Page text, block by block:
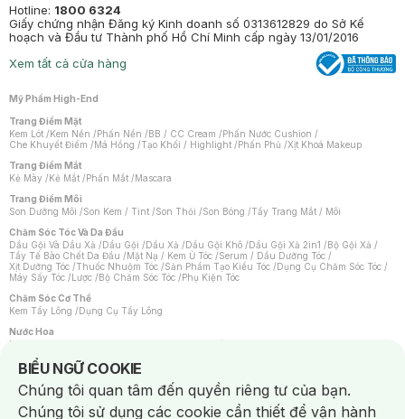
Hotline: 1800 6324
Giấy chứng nhận Đăng ký Kinh doanh số 0313612829 do Sở Kế
hoạch và Đầu tư Thành phố Hồ Chí Minh cấp ngày 13/01/2016
Xem tất cả cửa hàng
Mỹ Phẩm High-End
Trang Điểm Mặt
Kem Lót /Kem Nền /Phấn Nền /BB / CC Cream /Phấn Nước Cushion /
Che Khuyết Điểm /Má Hồng /Tạo Khối / Highlight /Phấn Phủ /Xịt Khoá Makeup
Trang Điểm Mắt
Kẻ Mày /Kẻ Mắt /Phấn Mắt /Mascara
Trang Điểm Môi
Son Dưỡng Môi /Son Kem / Tint /Son Thỏi /Son Bóng /Tẩy Trang Mắt / Môi
Chăm Sóc Tóc Và Da Đầu
Dầu Gội Và Dầu Xả /Dầu Gội /Dầu Xả /Dầu Gội Khô /Dầu Gội Xả 2in1 /Bộ Gội Xả /
Tẩy Tế Bào Chết Da Đầu /Mặt Nạ / Kem Ủ Tóc /Serum / Dầu Dưỡng Tóc /
Xịt Dưỡng Tóc /Thuốc Nhuộm Tóc /Sản Phẩm Tạo Kiểu Tóc /Dụng Cụ Chăm Sóc Tóc /
Máy Sấy Tóc /Lược /Bộ Chăm Sóc Tóc /Phụ Kiện Tóc
Chăm Sóc Cơ Thể
Kem Tẩy Lông /Dụng Cụ Tẩy Lông
Nước Hoa
Nước Hoa Nữ
Chăm Sóc Cá Nhân
Chống Muỗi /Khẩu Trang /Máy Massage/Mặt Nạ Xông Hơi /Nước Rửa Tay/
Sản Phẩm Chăm Sóc Khác /Bàn Chải Đánh Răng /Bàn Chải Điện/
Hỗ Trợ Trắng Răng/Kem Đánh Răng /Máy Tăm Nước/ Nước Súc Miệng/
BIỂU NGỮ COOKIE
Notice about cookies usage
Chúng tôi quan tâm đến quyền riêng tư của bạn.
Chúng tôi sử dụng các cookie cần thiết để vận hành